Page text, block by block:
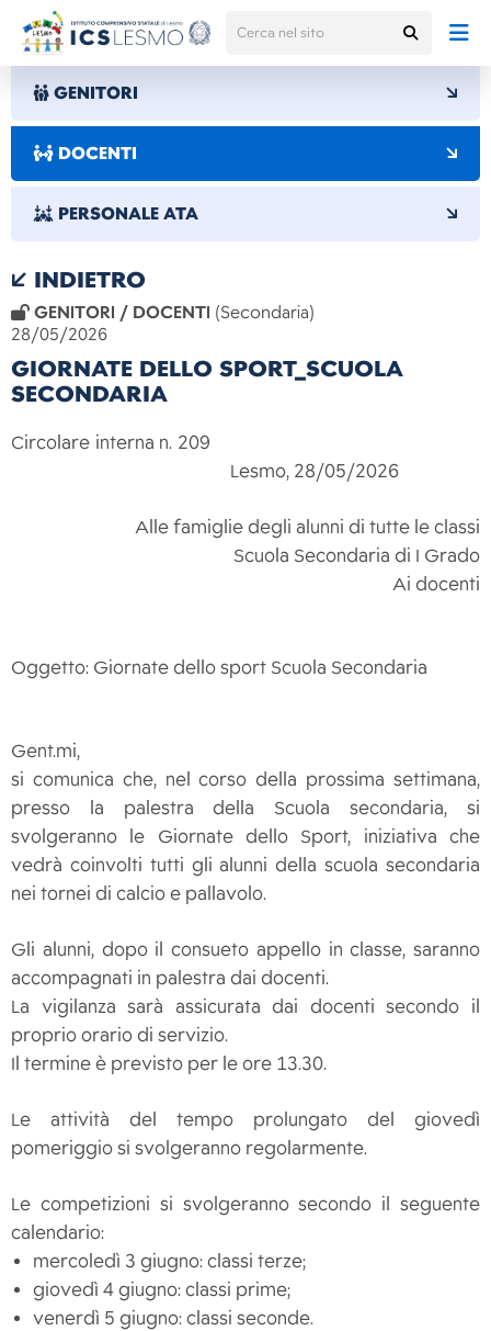
GENITORI
DOCENTI
PERSONALE ATA
INDIETRO
GENITORI / DOCENTI (Secondaria)
28/05/2026
GIORNATE DELLO SPORT_SCUOLA
SECONDARIA
Circolare interna n. 209
Lesmo, 28/05/2026
Alle famiglie degli alunni di tutte le classi
Scuola Secondaria di I Grado
Ai docenti
Oggetto: Giornate dello sport Scuola Secondaria
Gent.mi,
si comunica che, nel corso della prossima settimana,
presso la palestra della Scuola secondaria, si
svolgeranno le Giornate dello Sport, iniziativa che
vedrà coinvolti tutti gli alunni della scuola secondaria
nei tornei di calcio e pallavolo.
Gli alunni, dopo il consueto appello in classe, saranno
accompagnati in palestra dai docenti.
La vigilanza sarà assicurata dai docenti secondo il
proprio orario di servizio.
Il termine è previsto per le ore 13.30.
Le attività del tempo prolungato del giovedì
pomeriggio si svolgeranno regolarmente.
Le competizioni si svolgeranno secondo il seguente
calendario:
mercoledì 3 giugno: classi terze;
giovedì 4 giugno: classi prime;
venerdì 5 giugno: classi seconde.